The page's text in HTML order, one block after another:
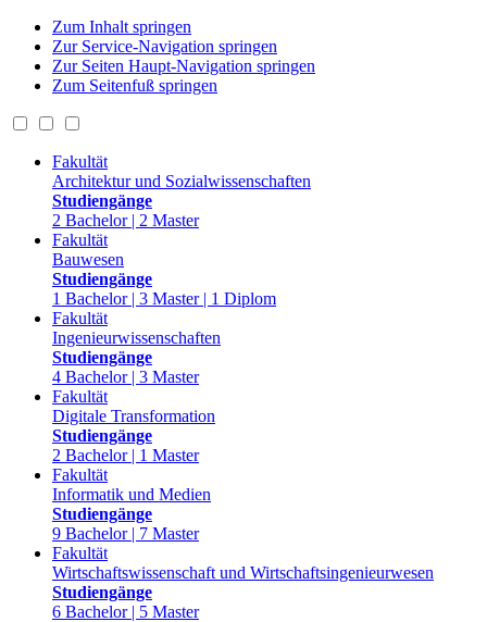
Zum Inhalt springen
Zur Service-Navigation springen
Zur Seiten Haupt-Navigation springen
Zum Seitenfuß springen
Fakultät
Architektur und Sozialwissenschaften
Studiengänge
2 Bachelor | 2 Master
Fakultät
Bauwesen
Studiengänge
1 Bachelor | 3 Master | 1 Diplom
Fakultät
Ingenieurwissenschaften
Studiengänge
4 Bachelor | 3 Master
Fakultät
Digitale Transformation
Studiengänge
2 Bachelor | 1 Master
Fakultät
Informatik und Medien
Studiengänge
9 Bachelor | 7 Master
Fakultät
Wirtschaftswissenschaft und Wirtschaftsingenieurwesen
Studiengänge
6 Bachelor | 5 Master